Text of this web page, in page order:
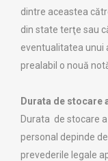
dintre aceastea
din state terţe sau
eventualitatea unui
prealabil o nouă
Durata de stocare
Durata de stocare
personal depinde
prevederile legale